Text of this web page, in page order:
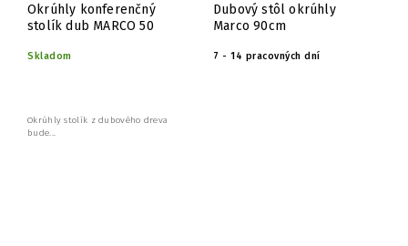
Okrúhly konferenčný
stolík dub MARCO 50
Skladom
Okrúhly stolík z dubového dreva
bude...
Dubový stôl okrúhly
Marco 90cm
7 - 14 pracovných dní